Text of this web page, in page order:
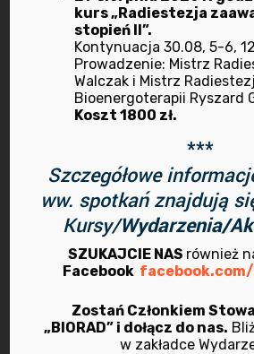
Kwiecień –
8 kwietnia 2026
Program marzec –
7 marca 2025
Dołącz do nas.
1 października 2024
Kategorie
kurs „Radiestezja
stopień II”.
Kontynuacja 30.08, 5-6,
Prowadzenie: Mistrz
Walczak i Mistrz
Bioenergoterapii Ryszard
Koszt 1800 zł.
***
Szczegółowe
ww. spotkań znajdują
Kursy/Wydarzenia/
SZUKAJCIE NAS również
Facebook
Zostań Członkiem
„BIORAD” i dołącz do nas.
w zakładce